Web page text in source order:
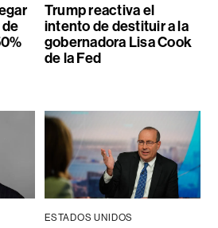
Trump reactiva el
intento de destituir a la
gobernadora Lisa Cook
de la Fed
ESTADOS UNIDOS